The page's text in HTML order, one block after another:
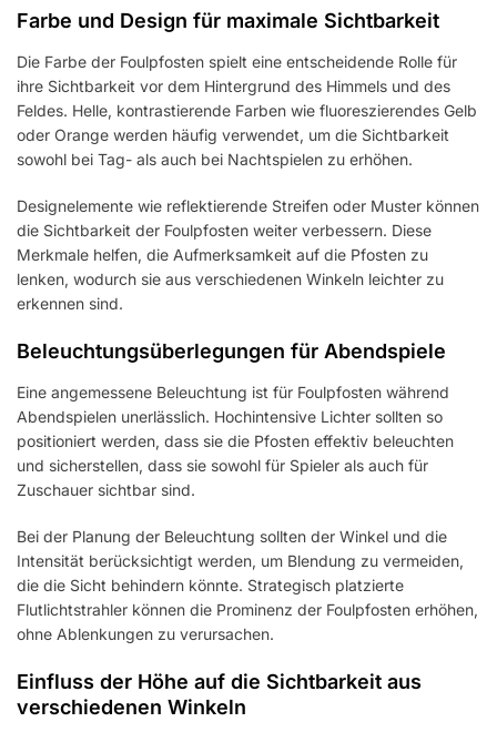
Farbe und Design für maximale Sichtbarkeit
Die Farbe der Foulpfosten spielt eine entscheidende Rolle für
ihre Sichtbarkeit vor dem Hintergrund des Himmels und des
Feldes. Helle, kontrastierende Farben wie fluoreszierendes Gelb
oder Orange werden häufig verwendet, um die Sichtbarkeit
sowohl bei Tag- als auch bei Nachtspielen zu erhöhen.
Designelemente wie reflektierende Streifen oder Muster können
die Sichtbarkeit der Foulpfosten weiter verbessern. Diese
Merkmale helfen, die Aufmerksamkeit auf die Pfosten zu
lenken, wodurch sie aus verschiedenen Winkeln leichter zu
erkennen sind.
Beleuchtungsüberlegungen für Abendspiele
Eine angemessene Beleuchtung ist für Foulpfosten während
Abendspielen unerlässlich. Hochintensive Lichter sollten so
positioniert werden, dass sie die Pfosten effektiv beleuchten
und sicherstellen, dass sie sowohl für Spieler als auch für
Zuschauer sichtbar sind.
Bei der Planung der Beleuchtung sollten der Winkel und die
Intensität berücksichtigt werden, um Blendung zu vermeiden,
die die Sicht behindern könnte. Strategisch platzierte
Flutlichtstrahler können die Prominenz der Foulpfosten erhöhen,
ohne Ablenkungen zu verursachen.
Einfluss der Höhe auf die Sichtbarkeit aus
verschiedenen Winkeln